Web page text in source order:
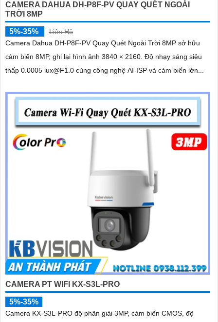
CAMERA DAHUA DH-P8F-PV QUAY QUÉT NGOÀI
TRỜI 8MP
5%-35%
Liên Hệ
Camera Dahua DH-P8F-PV Quay Quét Ngoài Trời 8MP sở hữu
cảm biến 8MP, ghi lại hình ảnh 3840 × 2160. Độ nhạy sáng siêu
thấp 0.0005 lux@F1.0 cùng công nghệ AI-ISP và cảm biến lớn...
CAMERA PT WIFI KX-S3L-PRO
5%-35%
Camera KX-S3L-PRO độ phân giải 3MP, cảm biến CMOS, độ